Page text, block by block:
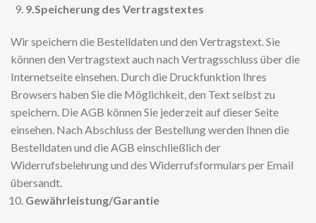
9.Speicherung des Vertragstextes
Wir speichern die Bestelldaten und den Vertragstext. Sie
können den Vertragstext auch nach Vertragsschluss über die
Internetseite einsehen. Durch die Druckfunktion Ihres
Browsers haben Sie die Möglichkeit, den Text selbst zu
speichern. Die AGB können Sie jederzeit auf dieser Seite
einsehen. Nach Abschluss der Bestellung werden Ihnen die
Bestelldaten und die AGB einschließlich der
Widerrufsbelehrung und des Widerrufsformulars per Email
übersandt.
Gewährleistung/Garantie